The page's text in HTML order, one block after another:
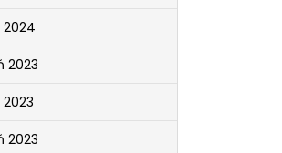
2023
2023